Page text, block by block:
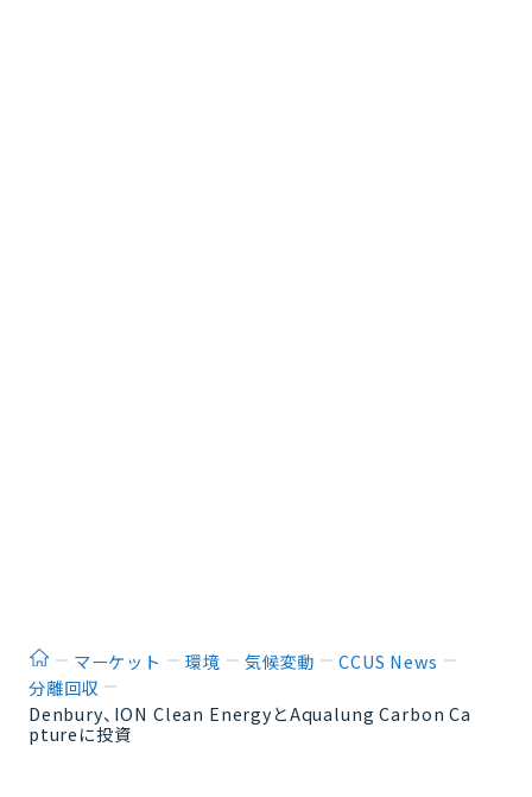
ホームマーケット 環境 気候変動
CCUS News
分離回収
Denbury、ION Clean EnergyとAqualung Carbon Ca
ptureに投資